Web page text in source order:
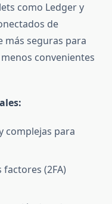
como Ledger y
de
más seguras para
convenientes
complejas para
(2FA)